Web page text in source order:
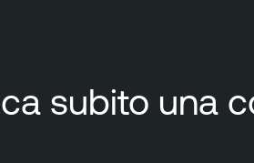
subito una